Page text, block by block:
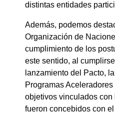
distintas entidades
Además, podemos
Organización de
cumplimiento de los
este sentido, al
lanzamiento del Pacto,
Programas
objetivos vinculados
fueron concebidos con